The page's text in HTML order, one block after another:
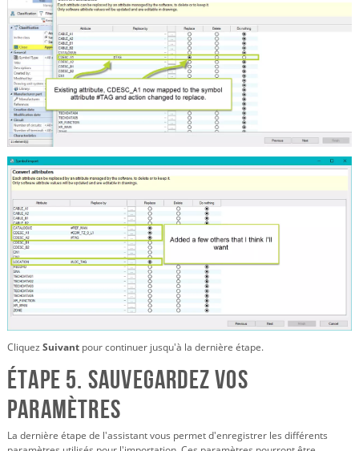
Cliquez Suivant pour continuer jusqu'à la dernière étape.
Étape 5. Sauvegardez vos
paramètres
La dernière étape de l'assistant vous permet d'enregistrer les différents